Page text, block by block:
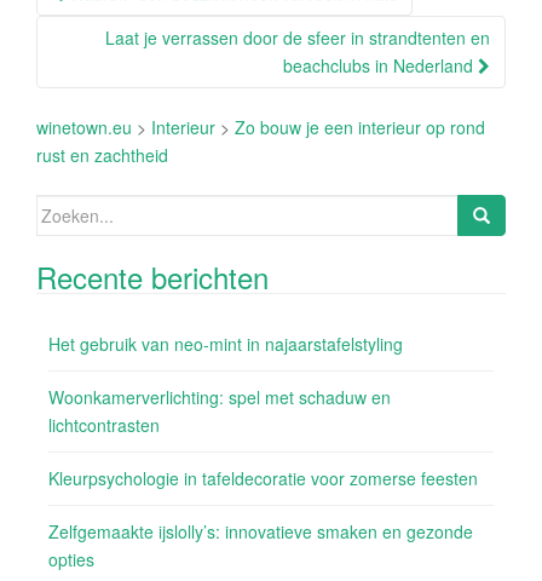
Laat je verrassen door de sfeer in strandtenten en
beachclubs in Nederland
winetown.eu > Interieur > Zo bouw je een interieur op rond
rust en zachtheid
Zoeken
Recente berichten
Het gebruik van neo-mint in najaarstafelstyling
Woonkamerverlichting: spel met schaduw en
lichtcontrasten
Kleurpsychologie in tafeldecoratie voor zomerse feesten
Zelfgemaakte ijslolly’s: innovatieve smaken en gezonde
opties